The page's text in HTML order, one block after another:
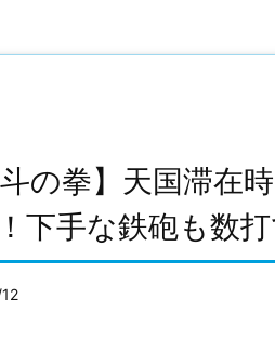
斗の拳】天国滞在
下手な鉄砲も数